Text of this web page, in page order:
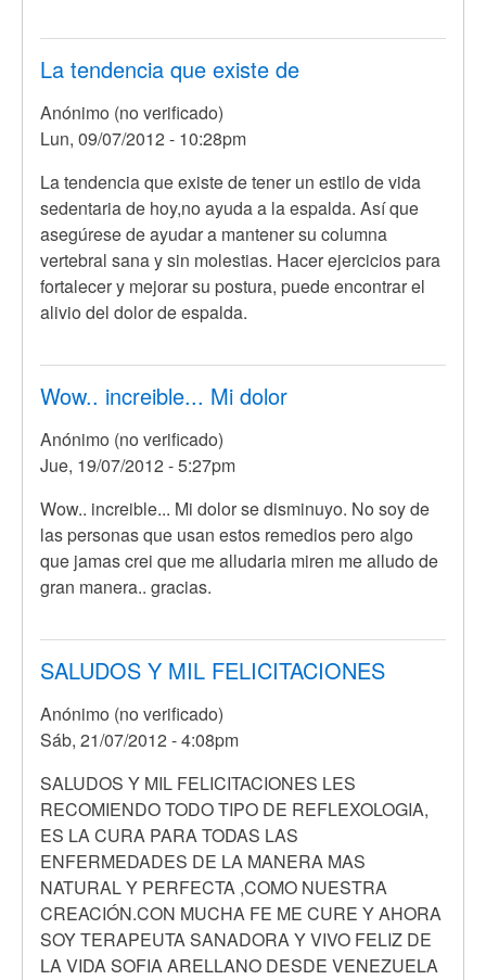
La tendencia que existe de
Anónimo (no verificado)
Lun, 09/07/2012 - 10:28pm
La tendencia que existe de tener un estilo de vida
sedentaria de hoy,no ayuda a la espalda. Así que
asegúrese de ayudar a mantener su columna
vertebral sana y sin molestias. Hacer ejercicios para
fortalecer y mejorar su postura, puede encontrar el
alivio del dolor de espalda.
Wow.. increible... Mi dolor
Anónimo (no verificado)
Jue, 19/07/2012 - 5:27pm
Wow.. increible... Mi dolor se disminuyo. No soy de
las personas que usan estos remedios pero algo
que jamas crei que me alludaria miren me alludo de
gran manera.. gracias.
SALUDOS Y MIL FELICITACIONES
Anónimo (no verificado)
Sáb, 21/07/2012 - 4:08pm
SALUDOS Y MIL FELICITACIONES LES
RECOMIENDO TODO TIPO DE REFLEXOLOGIA,
ES LA CURA PARA TODAS LAS
ENFERMEDADES DE LA MANERA MAS
NATURAL Y PERFECTA ,COMO NUESTRA
CREACIÓN.CON MUCHA FE ME CURE Y AHORA
SOY TERAPEUTA SANADORA Y VIVO FELIZ DE
LA VIDA SOFIA ARELLANO DESDE VENEZUELA